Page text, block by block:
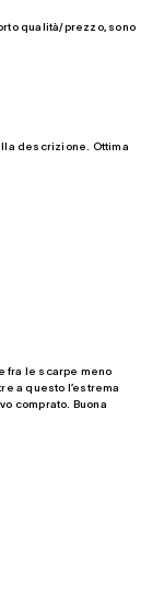
qualità/prezzo, sono
descrizione. Ottima
fra le scarpe meno
a questo l’estrema
comprato. Buona